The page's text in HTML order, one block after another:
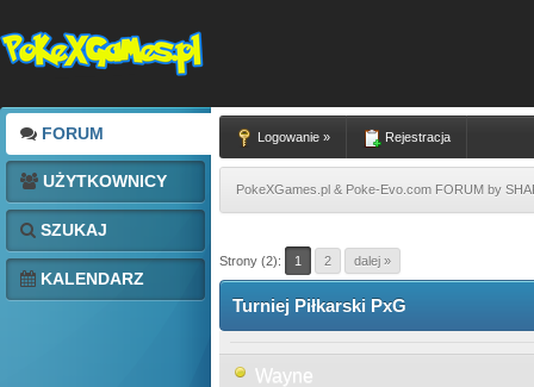
FORUM
UŻYTKOWNICY
SZUKAJ
KALENDARZ
Logowanie » Rejestracja
PokeXGames.pl & Poke-Evo.com FORUM by
Strony (2): 1 2 dalej »
Turniej Piłkarski PxG
Wayne